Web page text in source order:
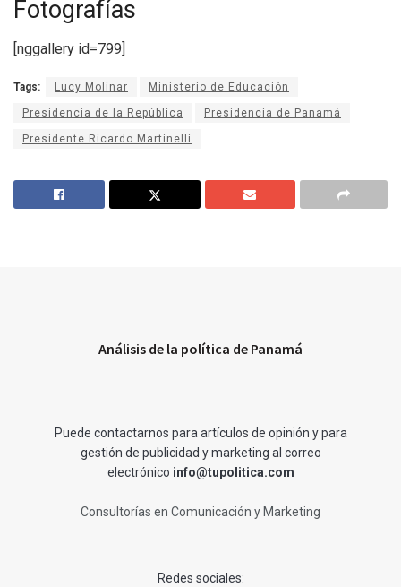
Fotografías
[nggallery id=799]
Tags: Lucy Molinar Ministerio de Educación
Presidencia de la República Presidencia de Panamá
Presidente Ricardo Martinelli
Análisis de la política de Panamá
Puede contactarnos para artículos de opinión y para
gestión de publicidad y marketing al correo
electrónico info@tupolitica.com
Consultorías en Comunicación y Marketing
Redes sociales: